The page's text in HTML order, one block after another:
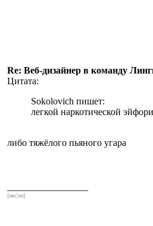
Re: Веб-дизайнер в команду
Цитата:
Sokolovich пишет:
легкой наркотической
либо тяжёлого пьяного угара
[икс́эм]